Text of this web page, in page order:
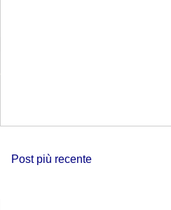
Post più recente